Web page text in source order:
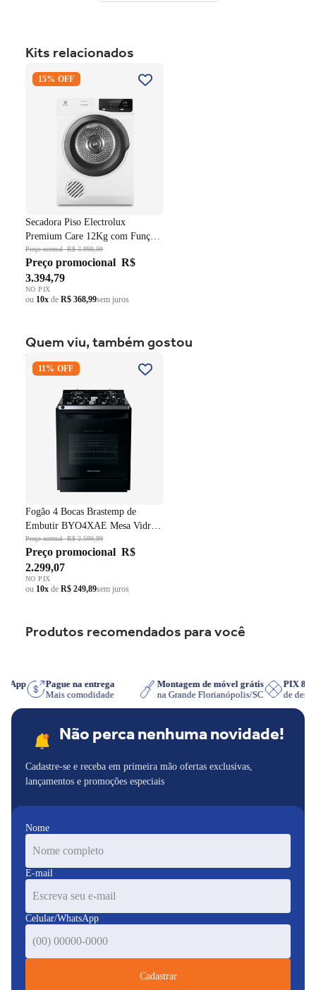
Revestimento: Veludo
Design moderno
Excelente acabamento
Kits relacionados
Premium Care 12Kg com
Branco 220V
15% OFF
Secadora Piso Electrolux
Premium Care 12Kg com Função
AutoSense SFP12 Branco 220V
Preço normalR$ 3.998,99
Preço promocional R$
3.394,79
NO PIX
ou 10x de R$ 368,99sem juros
Quem viu, também gostou
Fogão 4 Bocas Brastemp de
Embutir BYO4XAE Mesa
Fundido Dupla Chama Preto
11% OFF
Fogão 4 Bocas Brastemp de
Embutir BYO4XAE Mesa Vidro
Grade em Ferro Fundido Dupla
Chama Preto Bivolt
Preço normalR$ 2.599,99
Preço promocional R$
2.299,07
NO PIX
ou 10x de R$ 249,89sem juros
Produtos recomendados para você
Pague na entrega
Mais comodidade
Montagem de móvel grátis
na Grande Florianópolis/SC
PIX
de
Não perca nenhuma novidade!
Cadastre-se e receba em primeira mão ofertas exclusivas,
lançamentos e promoções especiais
Nome
E-mail
Celular/WhatsApp
Cadastrar